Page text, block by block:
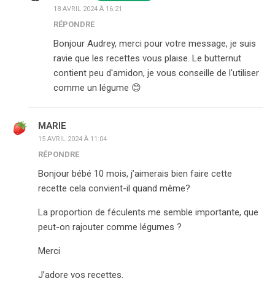
18 AVRIL 2024 À 16:21
RÉPONDRE
Bonjour Audrey, merci pour votre message, je suis
ravie que les recettes vous plaise. Le butternut
contient peu d'amidon, je vous conseille de l'utiliser
comme un légume 😊
MARIE
15 AVRIL 2024 À 11:04
RÉPONDRE
Bonjour bébé 10 mois, j’aimerais bien faire cette
recette cela convient-il quand même?
La proportion de féculents me semble importante, que
peut-on rajouter comme légumes ?
Merci
J’adore vos recettes.